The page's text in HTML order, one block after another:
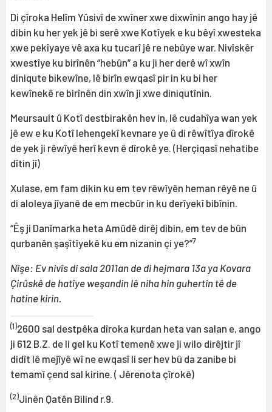
Di çîroka Helîm Yûsivî de xwîner xwe dixwînin ango hay jê
dibin ku her yek jê bi serê xwe Kotîyek e ku bêyî xwesteka
xwe pekîyaye vê axa ku tucarî jê re nebûye war. Nivîskêr
xwestîye ku birînên “hebûn” a ku ji her derê wî xwîn
diniqute bikewîne, lê birîn ewqasî pir in ku bi her
kewînekê re birînên din xwîn ji xwe diniqutînin.
Meursault û Kotî destbirakên hev in, lê cudahîya wan yek
jê ew e ku Kotî lehengekî kevnare ye û di rêwîtîya dîrokê
de yek ji rêwîyê herî kevn ê dîrokê ye. (Herçiqasî nehatibe
dîtin jî)
Xulase, em fam dikin ku em tev rêwîyên heman rêyê ne û
di aloleya jîyanê de em mecbûr in ku derîyekî bibînin.
“Êş ji Danîmarka heta Amûdê dirêj dibin, em tev de bûn
qurbanên şaşîtîyekê ku em nizanin çi ye?”7
Nîşe: Ev nivîs di sala 2011an de di hejmara 13a ya Kovara
Çirûskê de hatîye weşandin lê niha hin guhertin tê de
hatine kirin.
(1)2600 sal destpêka dîroka kurdan heta van salan e, ango
ji 612 B.Z. de li gel ku Kotî temenê xwe ji wilo dirêjtir jî
didît lê mejîyê wî ne ewqasî li ser hev bû da zanibe bi
temamî çend sal kirine. ( Jêrenota çîrokê)
(2)Jinên Qatên Bilind r.9.